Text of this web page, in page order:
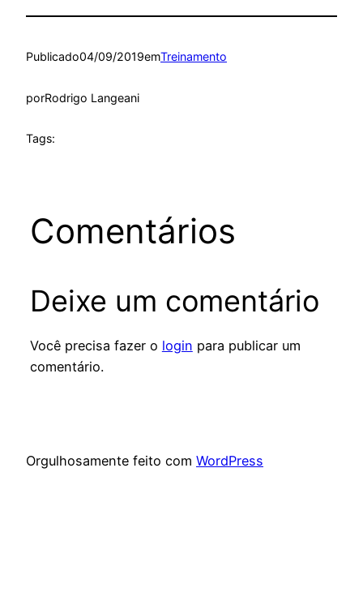
Publicado04/09/2019emTreinamento
porRodrigo Langeani
Tags:
Comentários
Deixe um comentário
Você precisa fazer o login para publicar um
comentário.
Orgulhosamente feito com WordPress